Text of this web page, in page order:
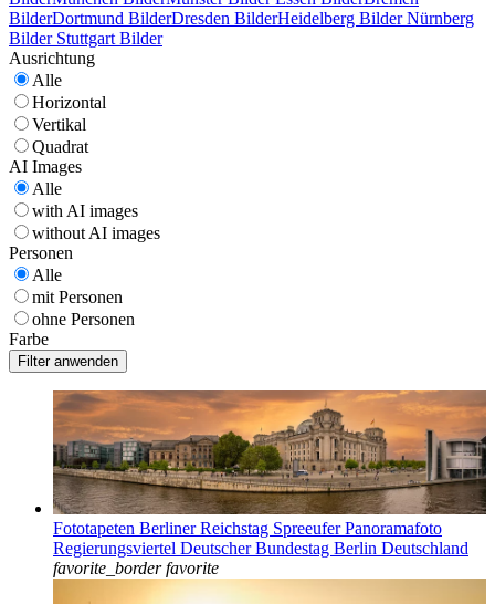
BilderDortmund BilderDresden BilderHeidelberg BilderNürnberg
Bilder Stuttgart Bilder
Ausrichtung
Alle
Horizontal
Vertikal
Quadrat
AI Images
Alle
with AI images
without AI images
Personen
Alle
mit Personen
ohne Personen
Farbe
Fototapeten Berliner Reichstag Spreeufer Panoramafoto
Regierungsviertel Deutscher Bundestag Berlin Deutschland
favorite_border favorite